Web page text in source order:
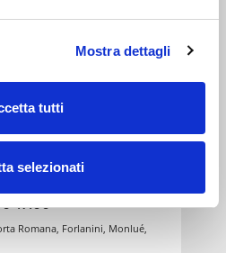
Mostra dettagli
tutti
selezionati
17:00
19:00
Romana, Forlanini, Monlué,